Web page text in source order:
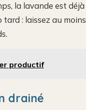
la lavande est déjà
: laissez au moins
productif
drainé